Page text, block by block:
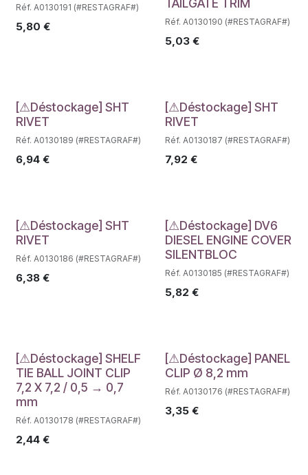
Réf. A0130191 (#RESTAGRAF#)
5,80 € Réf. A0130190 (#RESTAGRAF#)
5,03€
Déstockage
[⚠Déstockage] SHT
RIVET
Réf. A0130189 (#RESTAGRAF#)
6,94 €
Déstockage
[⚠Déstockage] SHT
RIVET
Réf. A0130187 (#RESTAGRAF#)
7,92 €
Déstockage
[⚠Déstockage] SHT
RIVET
Réf. A0130186 (#RESTAGRAF#)
6,38 €
Déstockage
[⚠Déstockage] DV6
DIESEL ENGINE COVER
SILENTBLOC
Réf. A0130185 (#RESTAGRAF#)
5,82 €
Déstockage
[⚠Déstockage] SHELF
TIE BALL JOINT CLIP
7,2 X 7,2 / 0,5 → 0,7
mm
Réf. A0130178 (#RESTAGRAF#)
2,44 €
Déstockage
[⚠Déstockage] PANEL
CLIP Ø 8,2 mm
Réf. A0130176 (#RESTAGRAF#)
3,35€